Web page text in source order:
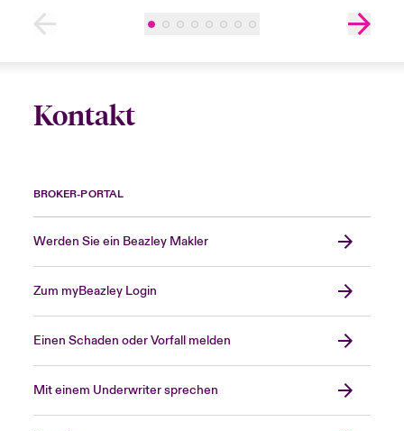
Kontakt
BROKER-PORTAL
Werden Sie ein Beazley Makler
Zum myBeazley Login
Einen Schaden oder Vorfall melden
Mit einem Underwriter sprechen